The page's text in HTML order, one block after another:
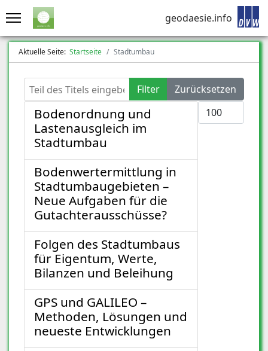
geodaesie.info
Aktuelle Seite: Startseite Stadtumbau
Teil des Titels eingeben Filter
Zurücksetzen
Anzeige #
Bodenordnung und
Lastenausgleich im
Stadtumbau
Bodenwertermittlung in
Stadtumbaugebieten –
Neue Aufgaben für die
Gutachterausschüsse?
Folgen des Stadtumbaus
für Eigentum, Werte,
Bilanzen und Beleihung
GPS und GALILEO –
Methoden, Lösungen und
neueste Entwicklungen